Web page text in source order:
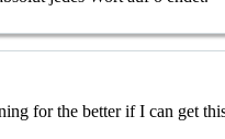
for the better if I can get